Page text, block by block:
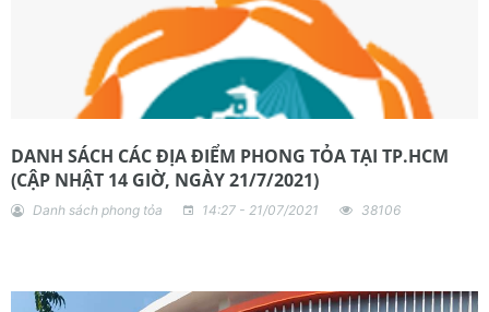
DANH SÁCH CÁC ĐỊA ĐIỂM PHONG TỎA TẠI TP.HCM
(CẬP NHẬT 14 GIỜ, NGÀY 21/7/2021)
Danh sách phong tỏa 14:27 - 21/07/2021 38106